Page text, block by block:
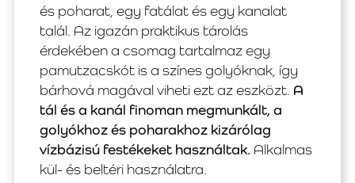
és poharat, egy fatálat és egy kanalat
talál. Az igazán praktikus tárolás
érdekében a csomag tartalmaz egy
pamutzacskót is a színes golyóknak, így
bárhová magával viheti ezt az eszközt. A
tál és a kanál finoman megmunkált, a
golyókhoz és poharakhoz kizárólag
vízbázisú festékeket használtak. Alkalmas
kül- és beltéri használatra.